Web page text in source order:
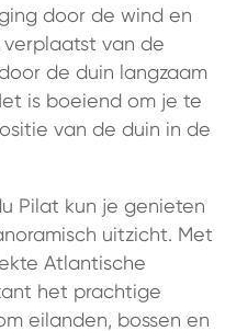
door de wind en
van de
de duin langzaam
is boeiend om je te
van de duin in de
Pilat kun je genieten
uitzicht. Met
Atlantische
het prachtige
eilanden, bossen en